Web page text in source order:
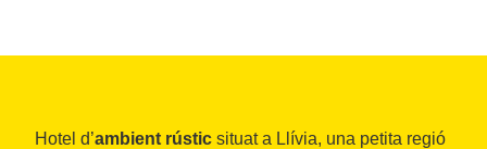
Hotel d’ambient rústic situat a Llívia, una petita regió